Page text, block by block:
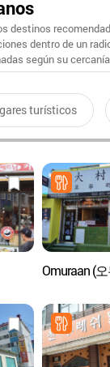
destinos
dentro de un
según su
turísticos
Omuraan (